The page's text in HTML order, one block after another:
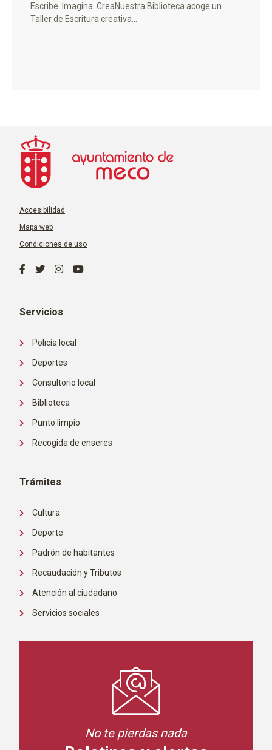
Escribe. Imagina. CreaNuestra Biblioteca acoge un
Taller de Escritura creativa...
Accesibilidad
Mapa web
Condiciones de uso
Servicios
Policía local
Deportes
Consultorio local
Biblioteca
Punto limpio
Recogida de enseres
Trámites
Cultura
Deporte
Padrón de habitantes
Recaudación y Tributos
Atención al ciudadano
Servicios sociales
No te pierdas nada